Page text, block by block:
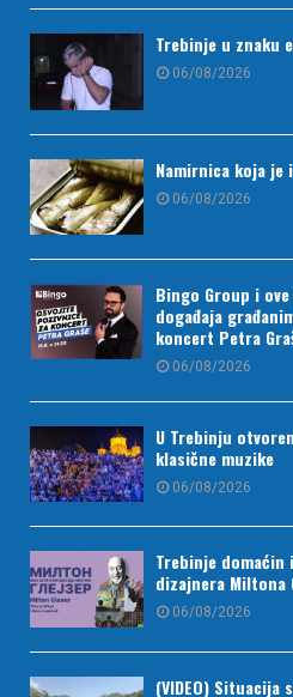
Trebinje u znaku
06/08/2026
Namirnica koja je
06/08/2026
Bingo Group i
događaja
koncert Petra
06/08/2026
U Trebinju
klasične muzike
06/08/2026
Trebinje domaćin
dizajnera Miltona
06/08/2026
(VIDEO)